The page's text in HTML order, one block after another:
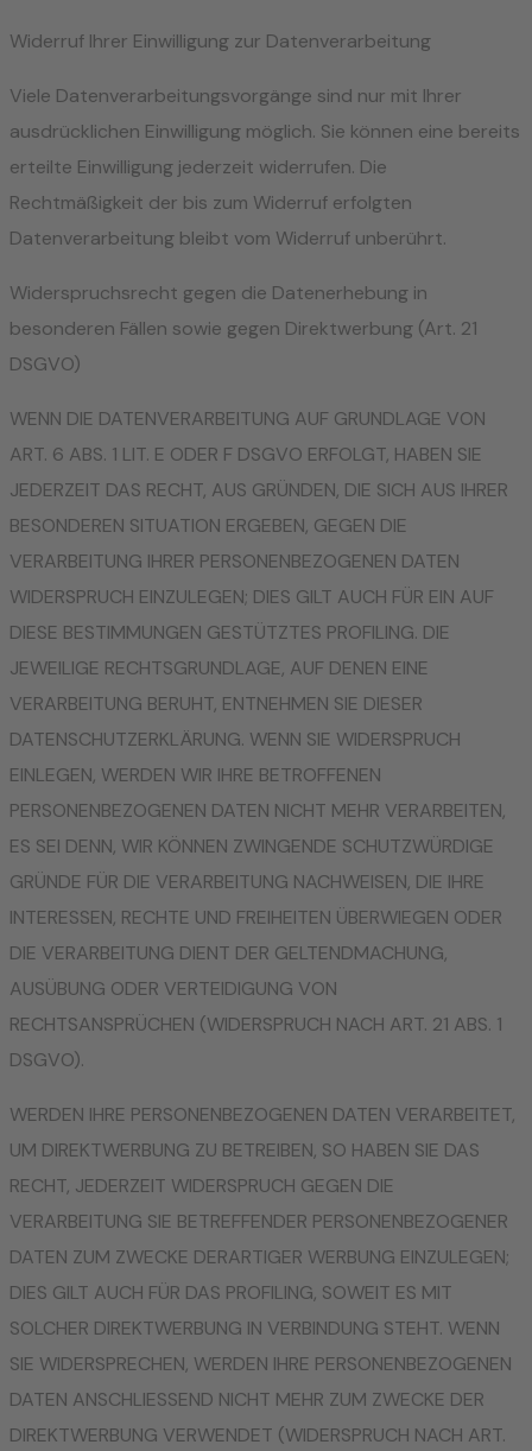
Widerruf Ihrer Einwilligung zur Datenverarbeitung
Viele Datenverarbeitungsvorgänge sind nur mit Ihrer
ausdrücklichen Einwilligung möglich. Sie können eine bereits
erteilte Einwilligung jederzeit widerrufen. Die
Rechtmäßigkeit der bis zum Widerruf erfolgten
Datenverarbeitung bleibt vom Widerruf unberührt.
Widerspruchsrecht gegen die Datenerhebung in
besonderen Fällen sowie gegen Direktwerbung (Art. 21
DSGVO)
WENN DIE DATENVERARBEITUNG AUF GRUNDLAGE VON
ART. 6 ABS. 1 LIT. E ODER F DSGVO ERFOLGT, HABEN SIE
JEDERZEIT DAS RECHT, AUS GRÜNDEN, DIE SICH AUS IHRER
BESONDEREN SITUATION ERGEBEN, GEGEN DIE
VERARBEITUNG IHRER PERSONENBEZOGENEN DATEN
WIDERSPRUCH EINZULEGEN; DIES GILT AUCH FÜR EIN AUF
DIESE BESTIMMUNGEN GESTÜTZTES PROFILING. DIE
JEWEILIGE RECHTSGRUNDLAGE, AUF DENEN EINE
VERARBEITUNG BERUHT, ENTNEHMEN SIE DIESER
DATENSCHUTZERKLÄRUNG. WENN SIE WIDERSPRUCH
EINLEGEN, WERDEN WIR IHRE BETROFFENEN
PERSONENBEZOGENEN DATEN NICHT MEHR VERARBEITEN,
ES SEI DENN, WIR KÖNNEN ZWINGENDE SCHUTZWÜRDIGE
GRÜNDE FÜR DIE VERARBEITUNG NACHWEISEN, DIE IHRE
INTERESSEN, RECHTE UND FREIHEITEN ÜBERWIEGEN ODER
DIE VERARBEITUNG DIENT DER GELTENDMACHUNG,
AUSÜBUNG ODER VERTEIDIGUNG VON
RECHTSANSPRÜCHEN (WIDERSPRUCH NACH ART. 21 ABS. 1
DSGVO).
WERDEN IHRE PERSONENBEZOGENEN DATEN VERARBEITET,
UM DIREKTWERBUNG ZU BETREIBEN, SO HABEN SIE DAS
RECHT, JEDERZEIT WIDERSPRUCH GEGEN DIE
VERARBEITUNG SIE BETREFFENDER PERSONENBEZOGENER
DATEN ZUM ZWECKE DERARTIGER WERBUNG EINZULEGEN;
DIES GILT AUCH FÜR DAS PROFILING, SOWEIT ES MIT
SOLCHER DIREKTWERBUNG IN VERBINDUNG STEHT. WENN
SIE WIDERSPRECHEN, WERDEN IHRE PERSONENBEZOGENEN
DATEN ANSCHLIESSEND NICHT MEHR ZUM ZWECKE DER
DIREKTWERBUNG VERWENDET (WIDERSPRUCH NACH ART.